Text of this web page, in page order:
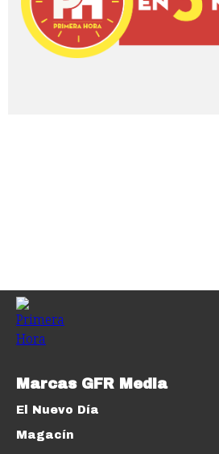
Marcas GFR Media
El Nuevo Día
Magacín